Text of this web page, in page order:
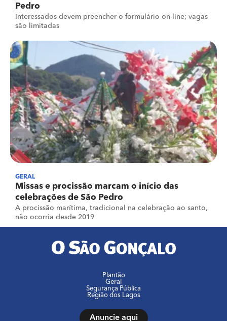
Pedro
Interessados devem preencher o formulário on-line; vagas
são limitadas
GERAL
Missas e procissão marcam o início das
celebrações de São Pedro
A procissão marítima, tradicional na celebração ao santo,
não ocorria desde 2019
Plantão
Geral
Segurança Pública
Região dos Lagos
Anuncie aqui